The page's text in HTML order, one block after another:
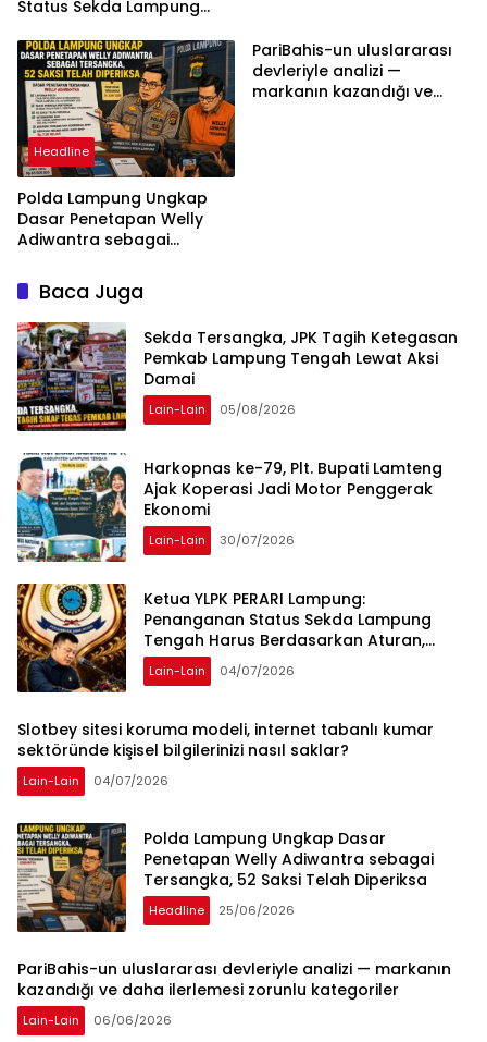
Status Sekda Lampung
Berdasarkan Aturan,
Bukan Tekanan Opini
Headline
Polda Lampung Ungkap
Dasar Penetapan Welly
Adiwantra sebagai
Diperiksa
PariBahis-un uluslararası
devleriyle analizi —
markanın kazandığı ve
Baca Juga
Sekda Tersangka, JPK Tagih Ketegasan
Pemkab Lampung Tengah Lewat Aksi
Damai
Lain-Lain 05/08/2026
Harkopnas ke-79, Plt. Bupati Lamteng
Ajak Koperasi Jadi Motor Penggerak
Ekonomi
Lain-Lain 30/07/2026
Ketua YLPK PERARI Lampung:
Penanganan Status Sekda Lampung
Tengah Harus Berdasarkan Aturan,
Bukan Tekanan Opini
Lain-Lain 04/07/2026
Slotbey sitesi koruma modeli, internet tabanlı kumar
sektöründe kişisel bilgilerinizi nasıl saklar?
Lain-Lain 04/07/2026
Polda Lampung Ungkap Dasar
Penetapan Welly Adiwantra sebagai
Tersangka, 52 Saksi Telah Diperiksa
Headline 25/06/2026
PariBahis-un uluslararası devleriyle analizi — markanın
kazandığı ve daha ilerlemesi zorunlu kategoriler
Lain-Lain 06/06/2026